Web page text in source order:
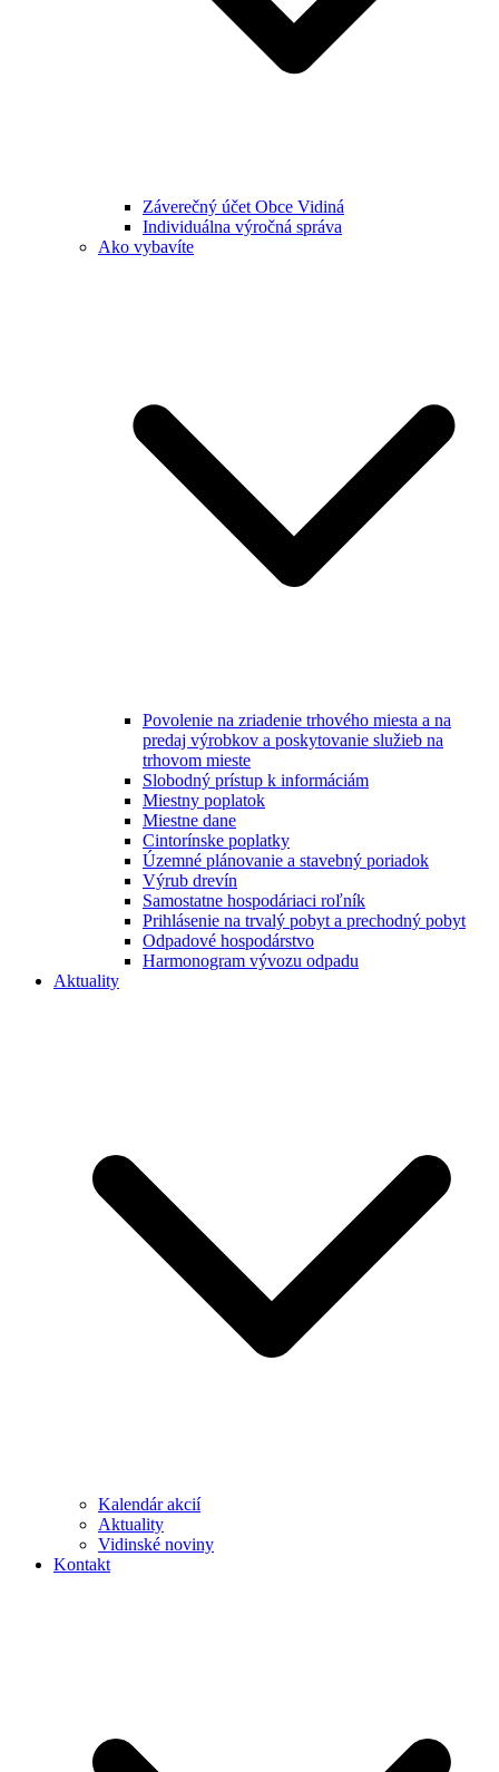
Záverečný účet Obce Vidiná
Individuálna výročná správa
Ako vybavíte
Povolenie na zriadenie trhového miesta a na
predaj výrobkov a poskytovanie služieb na
trhovom mieste
Slobodný prístup k informáciám
Miestny poplatok
Miestne dane
Cintorínske poplatky
Územné plánovanie a stavebný poriadok
Výrub drevín
Samostatne hospodáriaci roľník
Prihlásenie na trvalý pobyt a prechodný pobyt
Odpadové hospodárstvo
Harmonogram vývozu odpadu
Aktuality
Kalendár akcií
Aktuality
Vidinské noviny
Kontakt